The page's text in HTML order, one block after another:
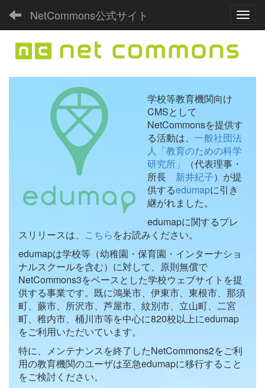
NetCommons公式サイト
学校等教育機関向け
CMSとして
NetCommonsを提供す
る活動は、 一般社団法
人「教育のための科学
研究所」
（代表理事・
所長 新井紀子）が提
供するedumapに引き
継がれました。
edumapに関するプレ
スリリースは、 こちらをお読みください。
edumapは学校等（幼稚園・保育園・インターナショ
ナルスクールを含む）に対して、原則無償で
NetCommons3をベースとした学校ウェブサイトを提
供する事業です。既に鴻巣市、伊東市、東根市、那須
町、蕨市、所沢市、芦屋市、紋別市、立山町、二宮
町、稚内市、桶川市等を中心に820校以上にedumap
をご利用いただいています。
特に、メンテナンスを終了したNetCommons2をご利
用の教育機関のユーザは至急edumapに移行すること
をご検討ください。